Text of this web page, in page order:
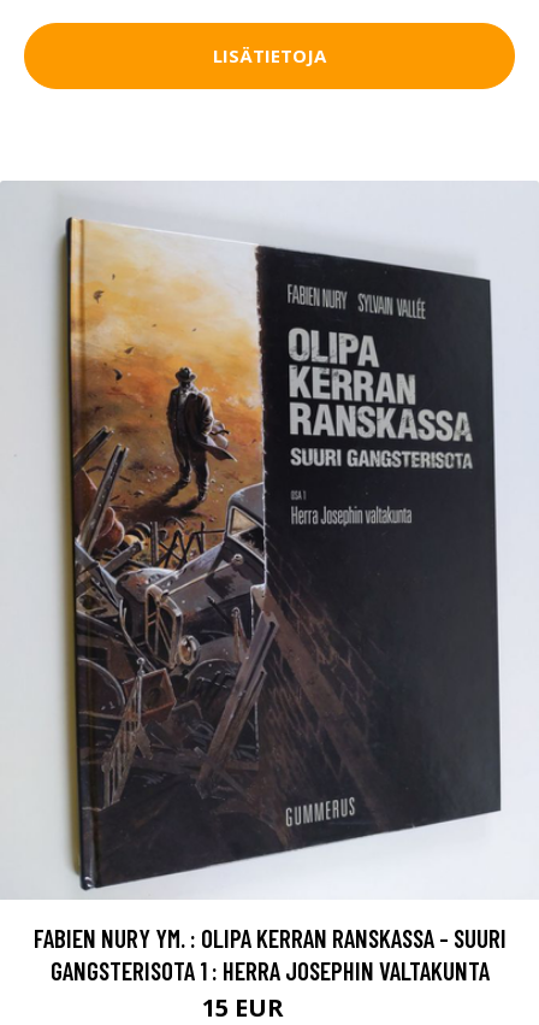
LISÄTIETOJA
FABIEN NURY YM. : OLIPA KERRAN RANSKASSA - SUURI
GANGSTERISOTA 1 : HERRA JOSEPHIN VALTAKUNTA
15 EUR